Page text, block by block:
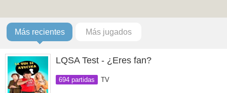
Más recientes Más jugados
LQSA Test - ¿Eres fan?
694 partidas TV